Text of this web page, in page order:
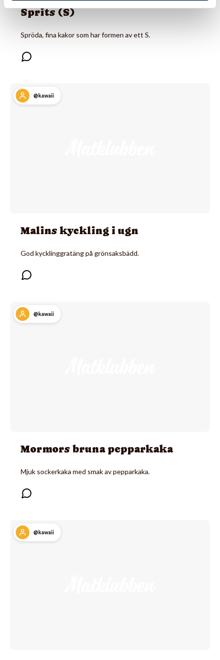
Sprits (S)
Spröda, fina kakor som har formen av ett S.
@kawaii
Malins kyckling i ugn
God kycklinggratäng på grönsaksbädd.
@kawaii
Mormors bruna pepparkaka
Mjuk sockerkaka med smak av pepparkaka.
@kawaii